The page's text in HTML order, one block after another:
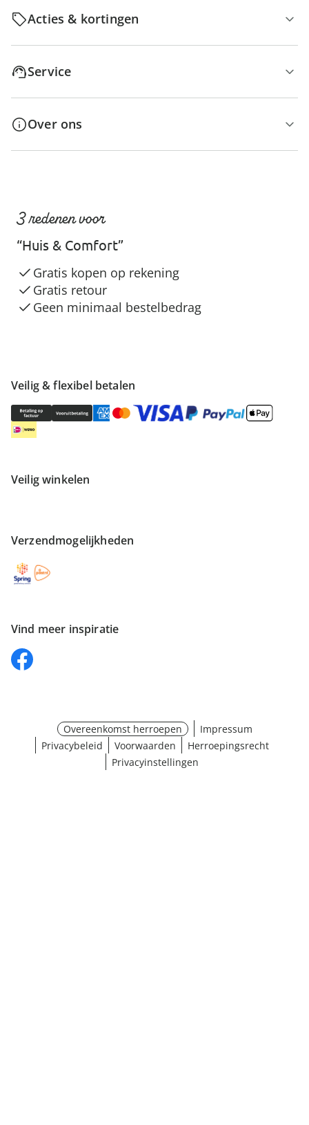
Acties & kortingen
Service
Over ons
Veilig & flexibel betalen
Veilig winkelen
Verzendmogelijkheden
Vind meer inspiratie
3 redenen voor
“Huis & Comfort”
Gratis kopen op rekening
Gratis retour
Geen minimaal bestelbedrag
Overeenkomst herroepen
Impressum
Privacybeleid
Voorwaarden
Herroepingsrecht
Privacyinstellingen